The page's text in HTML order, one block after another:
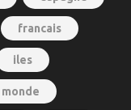
francais
iles
monde